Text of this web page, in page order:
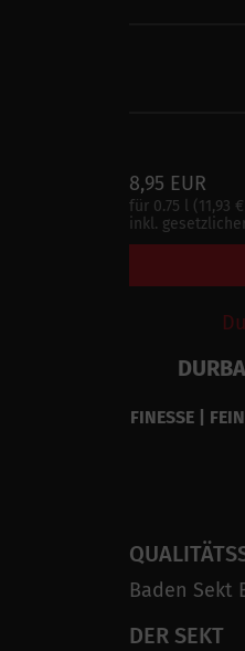
8,95 EUR
für 0.75 l (11,93
inkl.
FINESSE |
Baden Sekt
DER SEKT